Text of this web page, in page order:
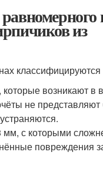
из
возникают в
не
с которыми
повреждения